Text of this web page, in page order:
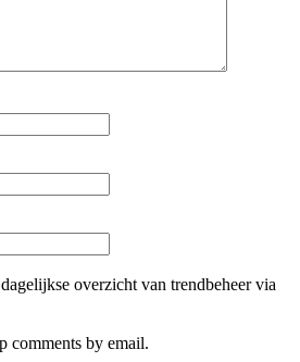
overzicht van trendbeheer via
by email.